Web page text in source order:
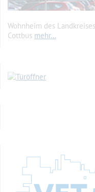
Wohnheim des
Cottbus mehr…